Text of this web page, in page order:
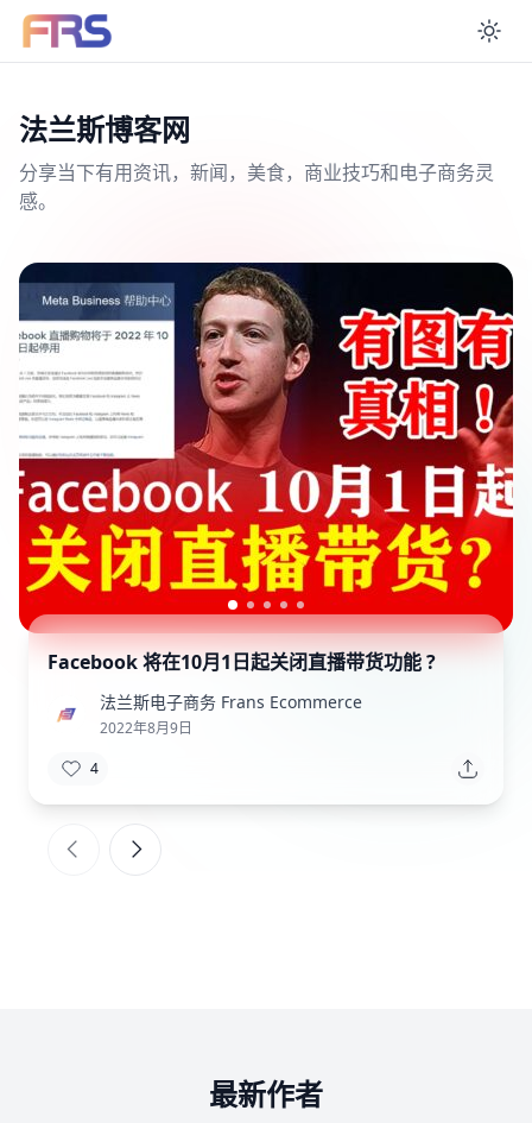
法兰斯博客网
分享当下有用资讯，新闻，美食，商业技巧和电子商务灵
感。
法兰斯电子商务 Frans Ecommerce
最新作者